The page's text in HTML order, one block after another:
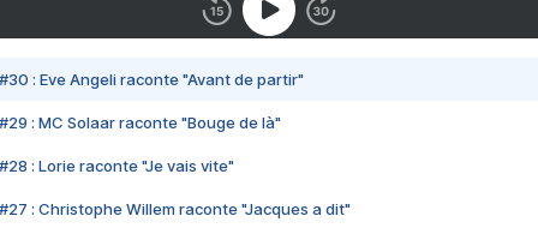
#30 : Eve Angeli raconte "Avant de partir"
#29 : MC Solaar raconte "Bouge de là"
#28 : Lorie raconte "Je vais vite"
#27 : Christophe Willem raconte "Jacques a dit"